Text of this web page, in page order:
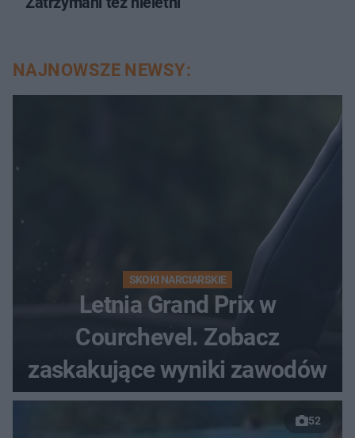
NAJNOWSZE NEWSY:
SKOKI NARCIARSKIE
Letnia Grand Prix w
Courchevel. Zobacz
zaskakujące wyniki zawodów
52